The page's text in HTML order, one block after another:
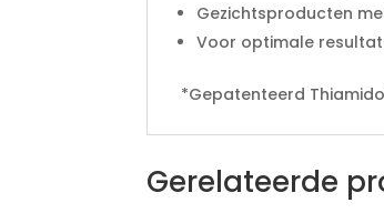
Gezichtsproducten
Voor optimale
*Gepatenteerd
Gerelateerde